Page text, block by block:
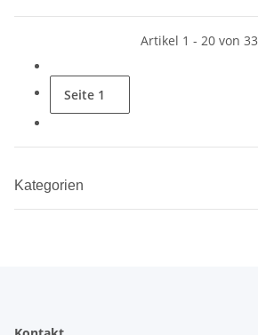
Artikel 1 - 20 von 33
Seite 1
Kategorien